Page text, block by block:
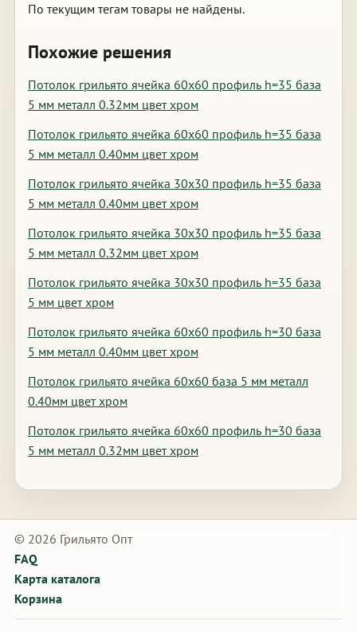
По текущим тегам товары не найдены.
Похожие решения
Потолок грильято ячейка 60х60 профиль h=35 база
5 мм металл 0.32мм цвет хром
Потолок грильято ячейка 60х60 профиль h=35 база
5 мм металл 0.40мм цвет хром
Потолок грильято ячейка 30х30 профиль h=35 база
5 мм металл 0.40мм цвет хром
Потолок грильято ячейка 30х30 профиль h=35 база
5 мм металл 0.32мм цвет хром
Потолок грильято ячейка 30х30 профиль h=35 база
5 мм цвет хром
Потолок грильято ячейка 60х60 профиль h=30 база
5 мм металл 0.40мм цвет хром
Потолок грильято ячейка 60х60 база 5 мм металл
0.40мм цвет хром
Потолок грильято ячейка 60х60 профиль h=30 база
5 мм металл 0.32мм цвет хром
© 2026 Грильято Опт
FAQ
Карта каталога
Корзина